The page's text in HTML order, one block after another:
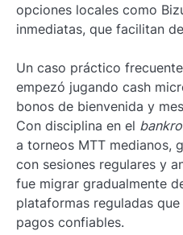
opciones locales como
inmediatas, que facilitan
Un caso práctico
empezó jugando cash
bonos de bienvenida y
Con disciplina en el
a torneos MTT medianos,
con sesiones regulares y
fue migrar gradualmente
plataformas reguladas
pagos confiables.